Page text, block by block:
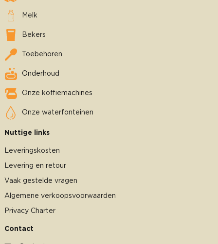
Melk
Bekers
Toebehoren
Onderhoud
Onze koffiemachines
Onze waterfonteinen
Nuttige links
Leveringskosten
Levering en retour
Vaak gestelde vragen
Algemene verkoopsvoorwaarden
Privacy Charter
Contact